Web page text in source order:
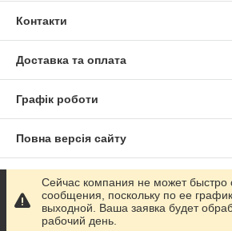
Контакти
Доставка та оплата
Графік роботи
Повна версія сайту
Сайт створено на маркетплейсі
Політика конфіденційності
Сейчас компания не может быстро
сообщения, поскольку по ее
выходной. Ваша заявка будет
рабочий день.